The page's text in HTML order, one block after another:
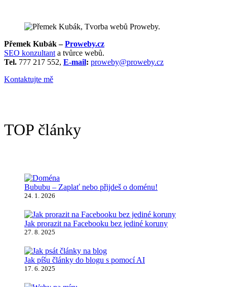
Přemek Kubák –Proweby.cz
SEO konzultanta tvůrce webů.
Tel. 777 217 552, E-mail: proweby@proweby.cz
Kontaktujte mě
TOP články
Bububu – Zaplať nebo přijdeš o doménu!
24. 1. 2026
Jak prorazit na Facebooku bez jediné koruny
27. 8. 2025
Jak píšu články do blogu s pomocí AI
17. 6. 2025